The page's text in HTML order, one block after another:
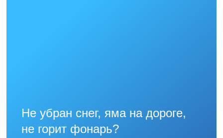
Не убран снег, яма на дороге,
не горит фонарь?